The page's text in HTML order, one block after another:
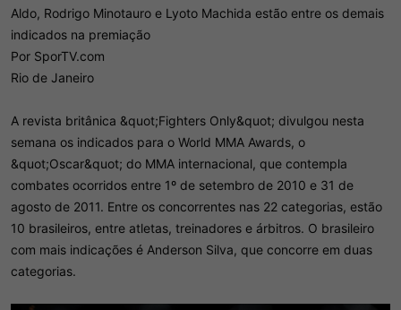
Aldo, Rodrigo Minotauro e Lyoto Machida estão entre os demais
indicados na premiação
Por SporTV.com
Rio de Janeiro
A revista britânica &quot;Fighters Only&quot; divulgou nesta
semana os indicados para o World MMA Awards, o
&quot;Oscar&quot; do MMA internacional, que contempla
combates ocorridos entre 1º de setembro de 2010 e 31 de
agosto de 2011. Entre os concorrentes nas 22 categorias, estão
10 brasileiros, entre atletas, treinadores e árbitros. O brasileiro
com mais indicações é Anderson Silva, que concorre em duas
categorias.